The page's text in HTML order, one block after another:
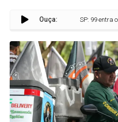
Ouça: SP: 99 entra